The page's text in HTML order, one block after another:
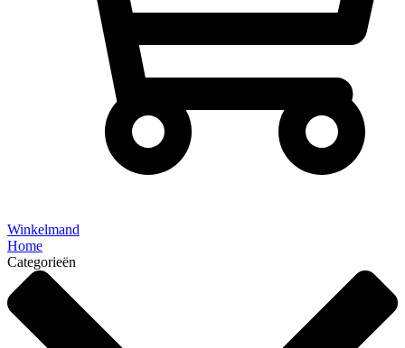
Winkelmand
Home
Categorieën